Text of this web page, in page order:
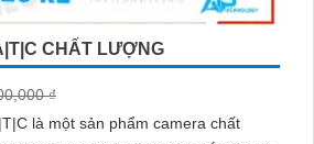
CHẤT LƯỢNG
₫
là một sản phẩm camera chất